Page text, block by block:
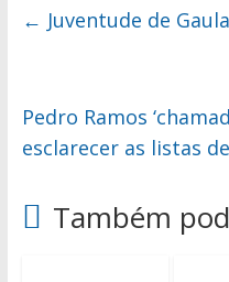
← Juventude de
Pedro Ramos
esclarecer as listas
Também